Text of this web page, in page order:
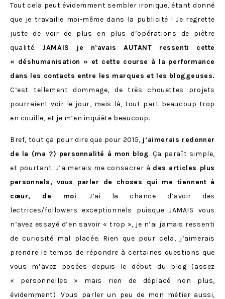
Tout cela peut évidemment sembler ironique, étant donné
que je travaille moi-même dans la publicité ! Je regrette
juste de voir de plus en plus d’opérations de piètre
qualité. JAMAIS je n’avais AUTANT ressenti cette
« déshumanisation » et cette course à la performance
dans les contacts entre les marques et les bloggeuses.
C’est tellement dommage, de très chouettes projets
pourraient voir le jour, mais là, tout part beaucoup trop
en couille, et je m’en inquiète beaucoup.
Bref, tout ça pour dire que pour 2015, j’aimerais redonner
de la (ma ?) personnalité à mon blog. Ça paraît simple,
et pourtant. J’aimerais me consacrer à des articles plus
personnels, vous parler de choses qui me tiennent à
cœur, de moi. J’ai la chance d’avoir des
lectrices/followers exceptionnels puisque JAMAIS vous
n’avez essayé d’en savoir « trop », je n’ai jamais ressenti
de curiosité mal placée. Rien que pour cela, j’aimerais
prendre le temps de répondre à certaines questions que
vous m’avez posées depuis le début du blog (assez
« personnelles » mais rien de déplacé non plus,
évidemment). Vous parler un peu de mon métier aussi,